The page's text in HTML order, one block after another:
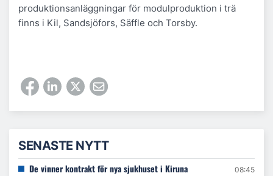
produktionsanläggningar för modulproduktion i trä
finns i Kil, Sandsjöfors, Säffle och Torsby.
SENASTE NYTT
De vinner kontrakt för nya sjukhuset i Kiruna 08:45